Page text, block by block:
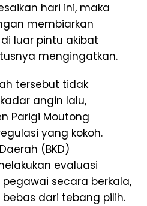
hari ini, maka
membiarkan
luar pintu akibat
mengingatkan.
tersebut tidak
angin lalu,
Parigi Moutong
yang kokoh.
(BKD)
evaluasi
secara berkala,
dari tebang pilih.